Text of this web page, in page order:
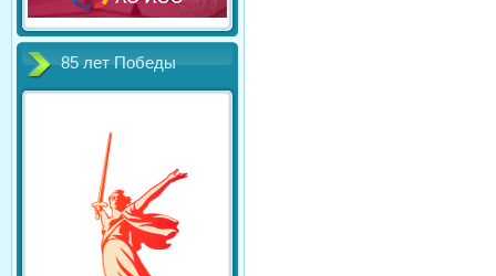
85 лет Победы